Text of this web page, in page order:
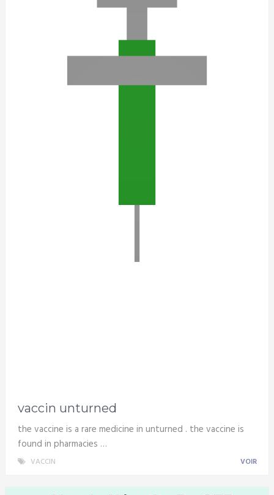
vaccin unturned
the vaccine is a rare medicine in unturned . the vaccine is
found in pharmacies …
VACCIN VOIR